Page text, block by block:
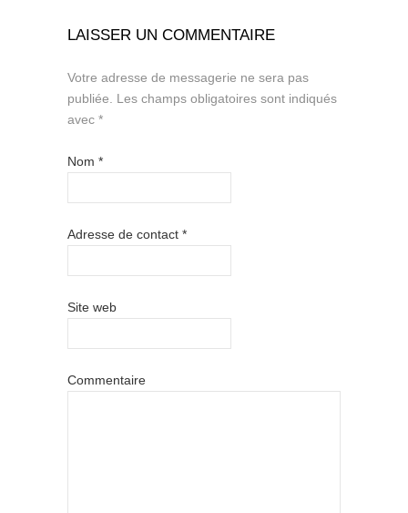
LAISSER UN COMMENTAIRE
Votre adresse de messagerie ne sera pas
publiée.
Les champs obligatoires sont indiqués
avec *
Nom *
Adresse de contact *
Site web
Commentaire